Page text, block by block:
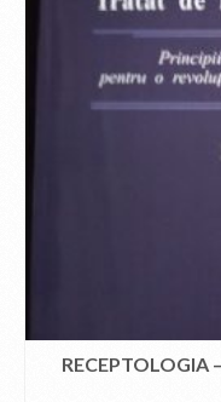
RECEPTOLOGIA